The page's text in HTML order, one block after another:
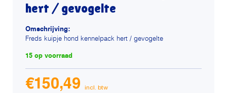
hert / gevogelte
Omschrijving:
Freds kuipje hond kennelpack hert / gevogelte
15 op voorraad
€150,49